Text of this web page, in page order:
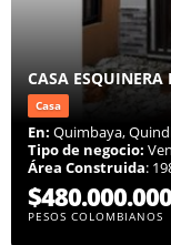
CASA
Casa
En: Quimbaya,
Tipo de negocio:
Área Construida:
$480.000.000
PESOS COLOMBIANOS